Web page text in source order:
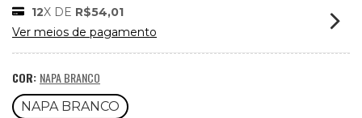
12X DE R$54,01
Ver meios de pagamento
COR: NAPA BRANCO
NAPA BRANCO